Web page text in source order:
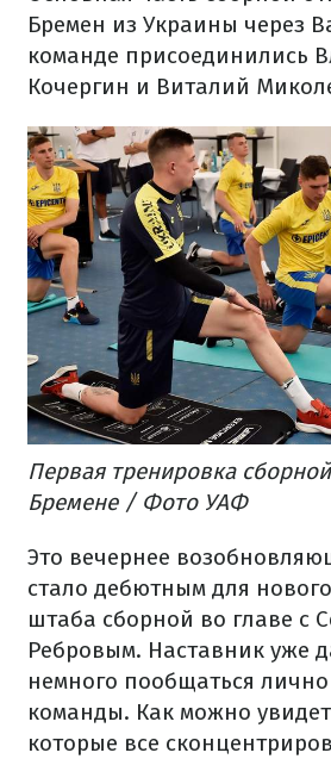
Бремен из Украины через
команде присоединились
Кочергин и Виталий
Первая тренировка
Бремене / Фото УАФ
Это вечернее
стало дебютным для
штаба сборной во главе с
Ребровым. Наставник уже
немного пообщаться
команды. Как можно
которые все